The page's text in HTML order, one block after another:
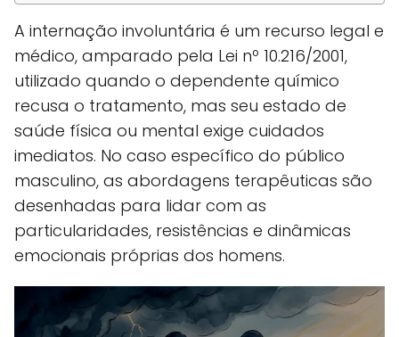
A internação involuntária é um recurso legal e
médico, amparado pela Lei nº 10.216/2001,
utilizado quando o dependente químico
recusa o tratamento, mas seu estado de
saúde física ou mental exige cuidados
imediatos. No caso específico do público
masculino, as abordagens terapêuticas são
desenhadas para lidar com as
particularidades, resistências e dinâmicas
emocionais próprias dos homens.